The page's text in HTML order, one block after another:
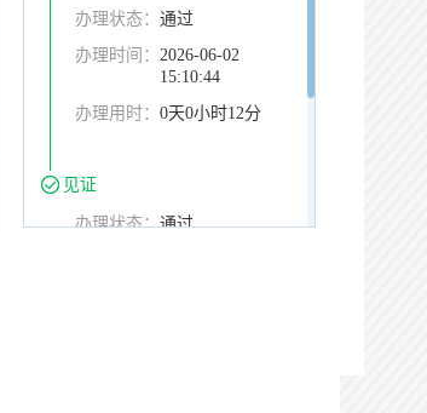
办理状态： 通过
办理时间： 2026-06-02
15:10:44
办理用时： 0天0小时12分
见证
办理状态：通过